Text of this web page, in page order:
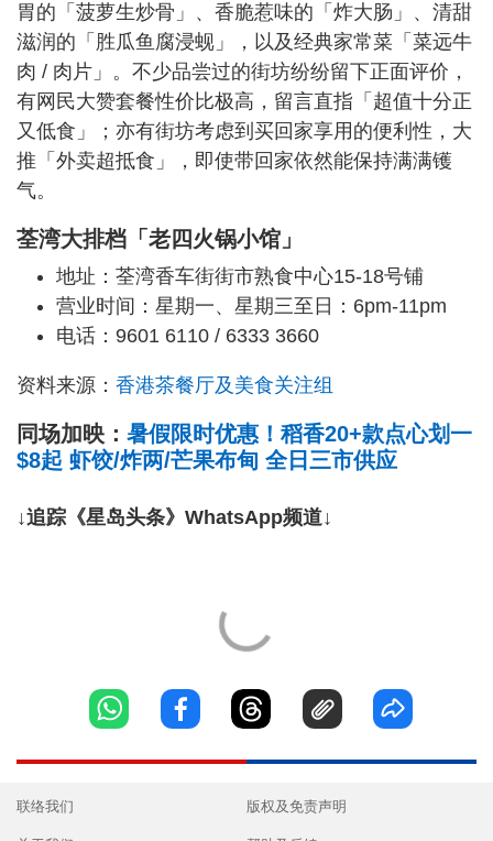
胃的「菠萝生炒骨」、香脆惹味的「炸大肠」、清甜
滋润的「胜瓜鱼腐浸蚬」，以及经典家常菜「菜远牛
肉 / 肉片」。不少品尝过的街坊纷纷留下正面评价，
有网民大赞套餐性价比极高，留言直指「超值十分正
又低食」；亦有街坊考虑到买回家享用的便利性，大
推「外卖超抵食」，即使带回家依然能保持满满镬
气。
荃湾大排档「老四火锅小馆」
地址：荃湾香车街街市熟食中心15-18号铺
营业时间：星期一、星期三至日：6pm-11pm
电话：9601 6110 / 6333 3660
资料来源： 香港茶餐厅及美食关注组
同场加映： 暑假限时优惠！稻香20+款点心划一
$8起 虾饺/炸两/芒果布甸 全日三市供应
↓追踪《星岛头条》WhatsApp频道↓
联络我们 版权及免责声明